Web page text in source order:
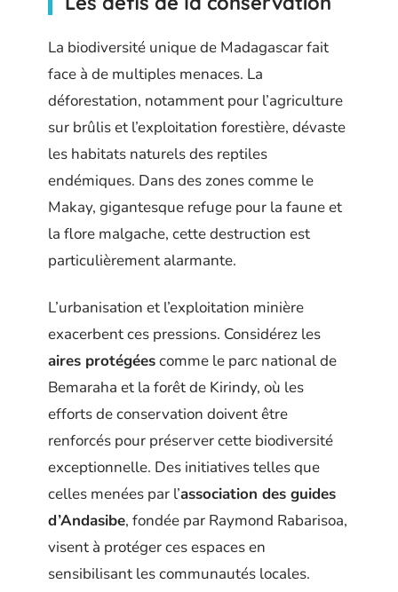
La biodiversité unique de Madagascar fait
face à de multiples menaces. La
déforestation, notamment pour l’agriculture
sur brûlis et l’exploitation forestière, dévaste
les habitats naturels des reptiles
endémiques. Dans des zones comme le
Makay, gigantesque refuge pour la faune et
la flore malgache, cette destruction est
particulièrement alarmante.
L’urbanisation et l’exploitation minière
exacerbent ces pressions. Considérez les
aires protégéescomme le parc national de
Bemaraha et la forêt de Kirindy, où les
efforts de conservation doivent être
renforcés pour préserver cette biodiversité
exceptionnelle. Des initiatives telles que
celles menées par l’association des guides
d’Andasibe, fondée par Raymond Rabarisoa,
visent à protéger ces espaces en
sensibilisant les communautés locales.